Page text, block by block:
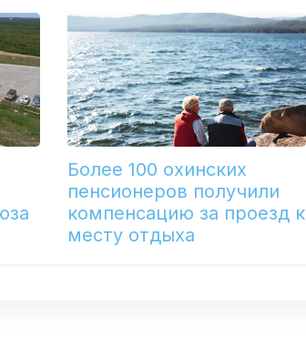
Более 100 охинских
пенсионеров получили
компенсацию за проезд к
месту отдыха